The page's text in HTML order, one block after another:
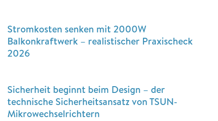
Stromkosten senken mit 2000W
Balkonkraftwerk – realistischer Praxischeck
2026
Sicherheit beginnt beim Design – der
technische Sicherheitsansatz von TSUN-
Mikrowechselrichtern